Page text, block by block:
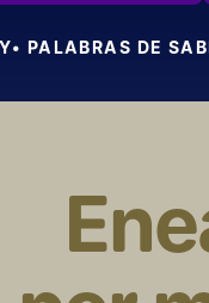
• PALABRAS DE